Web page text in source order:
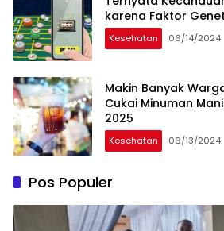
karena Faktor
Kesehatan 06/14/2024
Makin Banyak
Cukai Minuman
2025
Kesehatan 06/13/2024
Pos Populer